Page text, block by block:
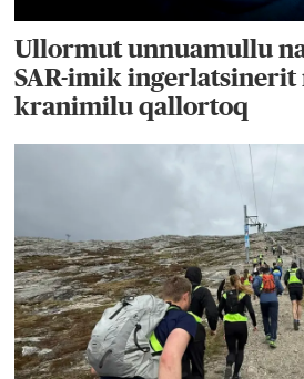
Ullormut unnuamullu
SAR-imik
kranimilu qallortoq